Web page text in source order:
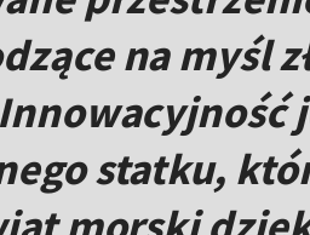
na myśl
statku,